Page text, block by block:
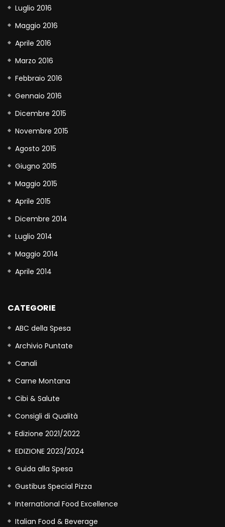
Luglio 2016
Maggio 2016
Aprile 2016
Marzo 2016
Febbraio 2016
Gennaio 2016
Dicembre 2015
Novembre 2015
Agosto 2015
Giugno 2015
Maggio 2015
Aprile 2015
Dicembre 2014
Luglio 2014
Maggio 2014
Aprile 2014
CATEGORIE
ABC della Spesa
Archivio Puntate
Canali
Carne Montana
Cibi & Salute
Consigli di Qualità
Edizione 2021/2022
EDIZIONE 2023/2024
Guida alla Spesa
Gustibus Special Pizza
International Food Excellence
Italian Food & Beverage